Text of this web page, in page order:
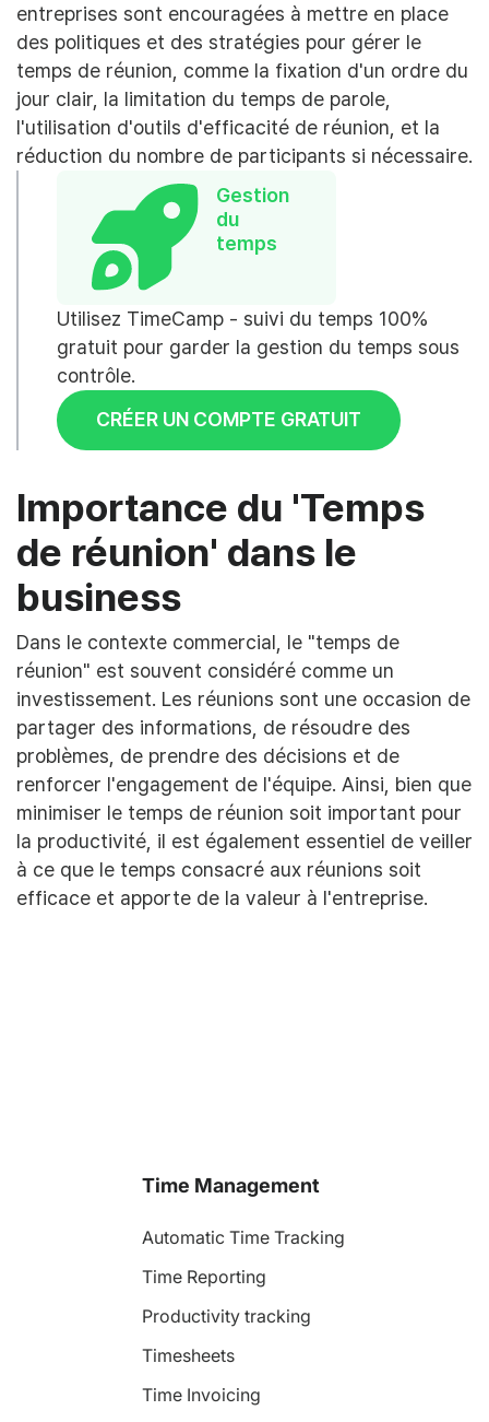
entreprises sont encouragées à mettre en place
des politiques et des stratégies pour gérer le
temps de réunion, comme la fixation d'un ordre du
jour clair, la limitation du temps de parole,
l'utilisation d'outils d'efficacité de réunion, et la
réduction du nombre de participants si nécessaire.
Gestion
du
temps
Utilisez TimeCamp - suivi du temps 100%
gratuit pour garder la gestion du temps sous
contrôle.
CRÉER UN COMPTE GRATUIT
Importance du 'Temps
de réunion' dans le
business
Dans le contexte commercial, le "temps de
réunion" est souvent considéré comme un
investissement. Les réunions sont une occasion de
partager des informations, de résoudre des
problèmes, de prendre des décisions et de
renforcer l'engagement de l'équipe. Ainsi, bien que
minimiser le temps de réunion soit important pour
la productivité, il est également essentiel de veiller
à ce que le temps consacré aux réunions soit
efficace et apporte de la valeur à l'entreprise.
Time Management
Automatic Time Tracking
Time Reporting
Productivity tracking
Timesheets
Time Invoicing